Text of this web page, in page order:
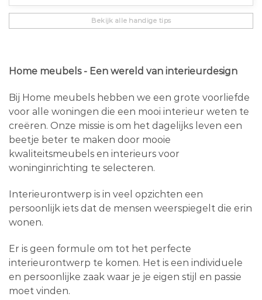
Bekijk alle handige tips
Home meubels - Een wereld van interieurdesign
Bij Home meubels hebben we een grote voorliefde
voor alle woningen die een mooi interieur weten te
creëren. Onze missie is om het dagelijks leven een
beetje beter te maken door mooie
kwaliteitsmeubels en interieurs voor
woninginrichting te selecteren.
Interieurontwerp is in veel opzichten een
persoonlijk iets dat de mensen weerspiegelt die erin
wonen.
Er is geen formule om tot het perfecte
interieurontwerp te komen. Het is een individuele
en persoonlijke zaak waar je je eigen stijl en passie
moet vinden.